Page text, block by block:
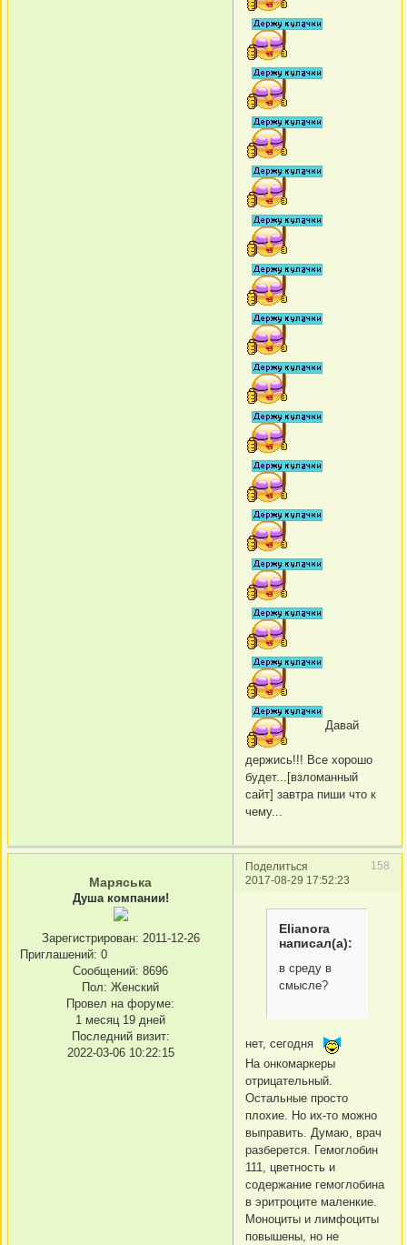
Давай
держись!!! Все хорошо
будет...[взломанный
сайт] завтра пиши что к
чему...
Поделиться
158
2017-08-29 17:52:23
Маряська
Душа компании!
Зарегистрирован: 2011-12-26
Приглашений: 0
Сообщений: 8696
Пол: Женский
Провел на форуме:
1 месяц 19 дней
Последний визит:
2022-03-06 10:22:15
Elianora
написал(а):
в среду в
смысле?
нет, сегодня
На онкомаркеры
отрицательный.
Остальные просто
плохие. Но их-то можно
выправить. Думаю, врач
разберется. Гемоглобин
111, цветность и
содержание гемоглобина
в эритроците маленкие.
Моноциты и лимфоциты
повышены, но не